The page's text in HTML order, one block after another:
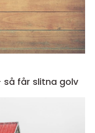
så får slitna golv